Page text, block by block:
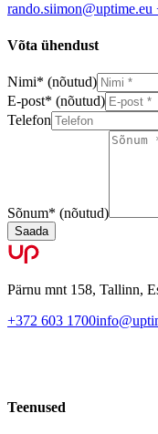
rando.siimon@uptime.eu
Võta ühendust
Nimi* (nõutud)
E-post* (nõutud)
Telefon
Sõnum* (nõutud)
Saada
Pärnu mnt 158, Tallinn,
+372 603 1700
Teenused